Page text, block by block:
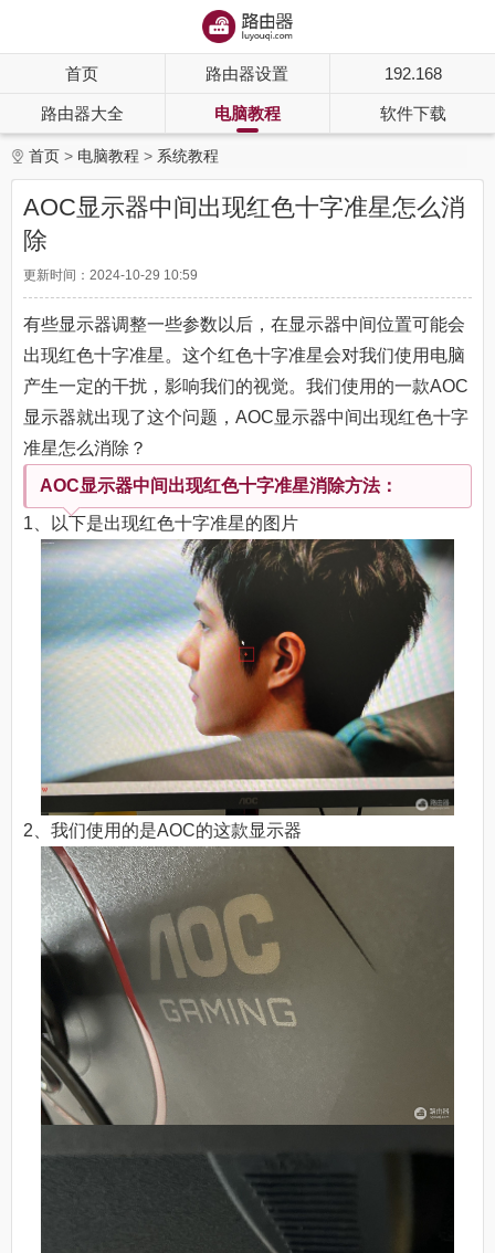
首页 路由器设置 192.168
路由器大全 电脑教程 软件下载
首页 电脑教程 系统教程
AOC显示器中间出现红色十字准星怎么消
除
更新时间：2024-10-29 10:59
有些显示器调整一些参数以后，在显示器中间位置可能会
出现红色十字准星。这个红色十字准星会对我们使用电脑
产生一定的干扰，影响我们的视觉。我们使用的一款AOC
显示器就出现了这个问题，AOC显示器中间出现红色十字
准星怎么消除？
AOC显示器中间出现红色十字准星消除方法：
1、以下是出现红色十字准星的图片
2、我们使用的是AOC的这款显示器